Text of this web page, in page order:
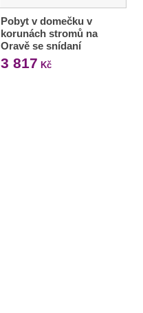
Pobyt v domečku v
korunách stromů na
Oravě se snídaní
3 817 Kč